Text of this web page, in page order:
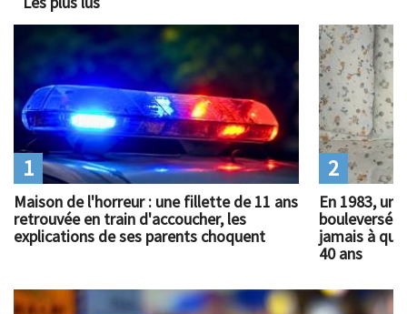
Maison de l'horreur : une fillette de 11 ans
retrouvée en train d'accoucher, les
explications de ses parents choquent
1
En 1983, un
bouleversé
jamais à
40 ans
2